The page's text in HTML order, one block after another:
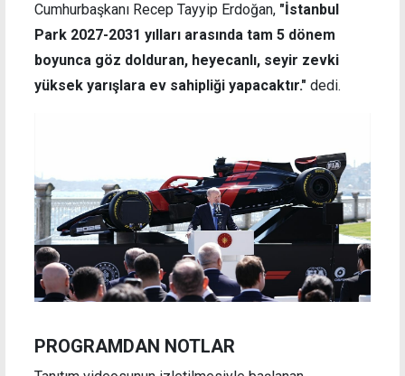
Cumhurbaşkanı Recep Tayyip Erdoğan, "İstanbul
Park 2027-2031 yılları arasında tam 5 dönem
boyunca göz dolduran, heyecanlı, seyir zevki
yüksek yarışlara ev sahipliği yapacaktır." dedi.
PROGRAMDAN NOTLAR